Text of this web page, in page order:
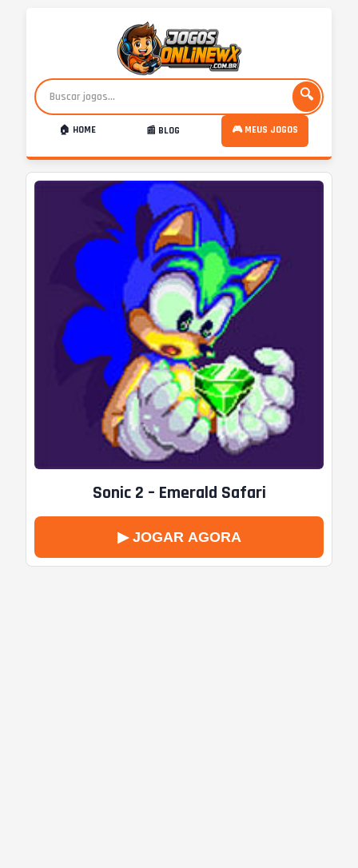
🔍
🏠 HOME 📰 BLOG 🎮 MEUS JOGOS
Sonic 2 – Emerald Safari
▶ JOGAR AGORA